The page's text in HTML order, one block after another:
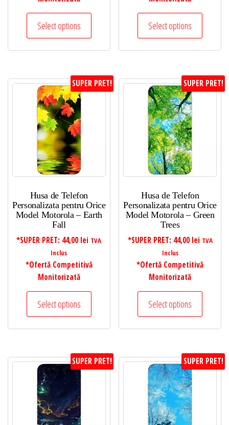
Select options Select options
SUPER PRET!
Husa de Telefon
Personalizata pentru Orice
Model Motorola – Earth
Fall
*SUPER PRET: 44,00 lei TVA
Inclus
*Ofertă Competitivă
Monitorizată
Select options
SUPER PRET!
Husa de Telefon
Personalizata pentru Orice
Model Motorola – Green
Trees
*SUPER PRET: 44,00 lei TVA
Inclus
*Ofertă Competitivă
Monitorizată
Select options
SUPER PRET! SUPER PRET!